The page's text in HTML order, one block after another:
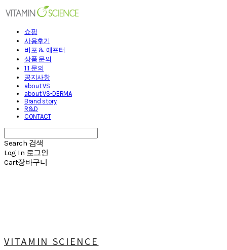
쇼핑
사용후기
비포 & 애프터
상품 문의
1:1 문의
공지사항
about VS
about VS-DERMA
Brand story
R&D
CONTACT
Search 검색
Log In 로그인
Cart장바구니
VITAMIN SCIENCE